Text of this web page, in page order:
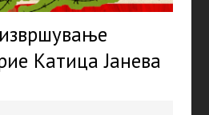
Катица Јанева